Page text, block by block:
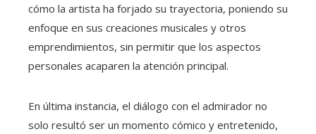
cómo la artista ha forjado su trayectoria, poniendo su
enfoque en sus creaciones musicales y otros
emprendimientos, sin permitir que los aspectos
personales acaparen la atención principal.
En última instancia, el diálogo con el admirador no
solo resultó ser un momento cómico y entretenido,